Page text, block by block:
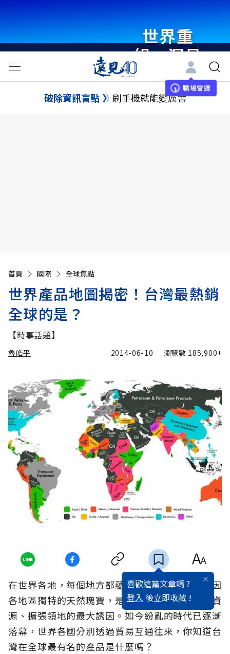
世界重
組・洞見
未來 與
世界領袖
職場雷達
破除資訊盲點 刷手機就能變厲害
首頁 國際 全球焦點
世界產品地圖揭密！台灣最熱銷
全球的是？
【時事話題】
魯皓平 2014-06-10 瀏覽數 185,900+
喜歡這篇文章嗎 ?
登入 後立即收藏 !
在世界各地，每個地方都蘊含有不同的資源，也因
各地區獨特的天然瑰寶，是早年挑起戰爭，掠奪資
源、擴張領地的最大誘因。如今紛亂的時代已逐漸
落幕，世界各國分別透過貿易互通往來，你知道台
灣在全球最有名的產品是什麼嗎？